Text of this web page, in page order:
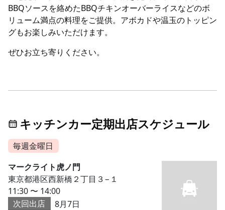
BBQソースを絡めたBBQチキンオーバーライスなどのボ
リューム満点の料理をご提供。アボカドや温玉のトッピン
グもお楽しみいただけます。
ぜひお立ち寄りください。
キッチンカー定期出店スケジュール
毎週金曜日
マークライト虎ノ門
東京都港区西新橋２丁目３−１
11:30 〜 14:00
次回出店
8月7日